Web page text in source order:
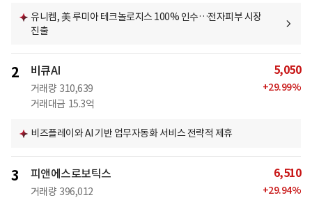
유니켐, 美 루미아 테크놀로지스 100% 인수…전자피부 시장
진출
2 비큐AI
거래량 310,639
거래대금 15.3억
5,050
+29.99%
비즈플레이와 AI 기반 업무자동화 서비스 전략적 제휴
3 피앤에스로보틱스
거래량 396,012
6,510
+29.94%